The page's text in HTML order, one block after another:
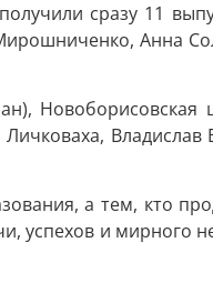
сразу 11
Анна
Владислав
а тем, кто
успехов и мирного